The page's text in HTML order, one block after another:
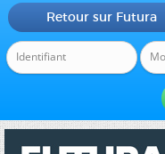
Retour sur Futura